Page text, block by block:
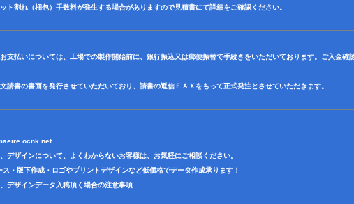
ト割れ（梱包）手数料が発生する場合がありますので見積書にて詳細をご確認ください。
支払いについては、工場での製作開始前に、銀行振込又は郵便振替で手続きをいただいております。ご入金確
請書の書面を発行させていただいており、請書の返信ＦＡＸをもって正式発注とさせていただきます。
デザインについて、よくわからないお客様は、お気軽にご相談ください。
・版下作成・ロゴやプリントデザインなど低価格でデータ作成承ります！
デザインデータ入稿頂く場合の注意事項